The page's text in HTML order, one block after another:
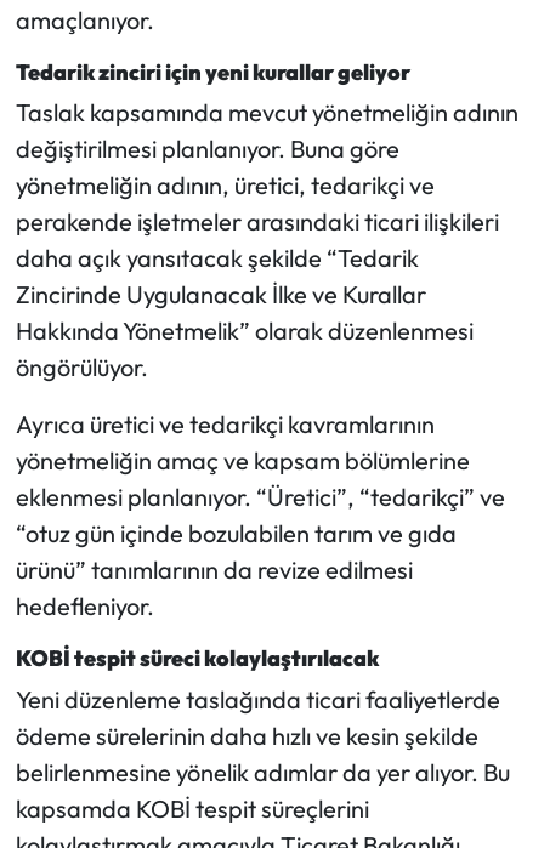
amaçlanıyor.
Tedarik zinciri için yeni kurallar geliyor
Taslak kapsamında mevcut yönetmeliğin adının
değiştirilmesi planlanıyor. Buna göre
yönetmeliğin adının, üretici, tedarikçi ve
perakende işletmeler arasındaki ticari ilişkileri
daha açık yansıtacak şekilde “Tedarik
Zincirinde Uygulanacak İlke ve Kurallar
Hakkında Yönetmelik” olarak düzenlenmesi
öngörülüyor.
Ayrıca üretici ve tedarikçi kavramlarının
yönetmeliğin amaç ve kapsam bölümlerine
eklenmesi planlanıyor. “Üretici”, “tedarikçi” ve
“otuz gün içinde bozulabilen tarım ve gıda
ürünü” tanımlarının da revize edilmesi
hedefleniyor.
KOBİ tespit süreci kolaylaştırılacak
Yeni düzenleme taslağında ticari faaliyetlerde
ödeme sürelerinin daha hızlı ve kesin şekilde
belirlenmesine yönelik adımlar da yer alıyor. Bu
kapsamda KOBİ tespit süreçlerini
Uğurludağ Haberleri
Yaşam
Yayla Haber
Yemek Tarifleri
Yerel Haberler